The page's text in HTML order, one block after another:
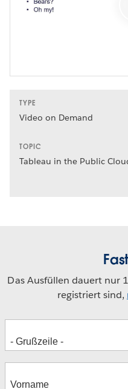
TYPE
Video on Demand
TOPIC
Tableau in the Public
Das Ausfüllen dauert nur
registriert sind,